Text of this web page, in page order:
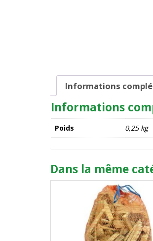
Informations
Informations
Poids 0,25 kg
Dans la même